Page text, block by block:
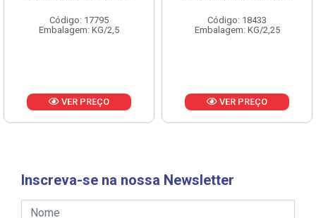
Código: 17795
Embalagem: KG/2,5
VER PREÇO
Código: 18433
Embalagem: KG/2,25
VER PREÇO
Inscreva-se na nossa Newsletter